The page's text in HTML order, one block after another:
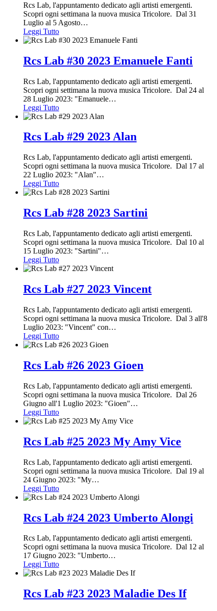
Rcs Lab, l'appuntamento dedicato agli artisti emergenti.
Scopri ogni settimana la nuova musica Tricolore. Dal 31
Luglio al 5 Agosto…
Leggi Tutto
Rcs Lab #30 2023 Emanuele Fanti
Rcs Lab, l'appuntamento dedicato agli artisti emergenti.
Scopri ogni settimana la nuova musica Tricolore. Dal 24 al
28 Luglio 2023: "Emanuele…
Leggi Tutto
Rcs Lab #29 2023 Alan
Rcs Lab, l'appuntamento dedicato agli artisti emergenti.
Scopri ogni settimana la nuova musica Tricolore. Dal 17 al
22 Luglio 2023: "Alan"…
Leggi Tutto
Rcs Lab #28 2023 Sartini
Rcs Lab, l'appuntamento dedicato agli artisti emergenti.
Scopri ogni settimana la nuova musica Tricolore. Dal 10 al
15 Luglio 2023: "Sartini"…
Leggi Tutto
Rcs Lab #27 2023 Vincent
Rcs Lab, l'appuntamento dedicato agli artisti emergenti.
Scopri ogni settimana la nuova musica Tricolore. Dal 3 all'8
Luglio 2023: "Vincent" con…
Leggi Tutto
Rcs Lab #26 2023 Gioen
Rcs Lab, l'appuntamento dedicato agli artisti emergenti.
Scopri ogni settimana la nuova musica Tricolore. Dal 26
Giugno all'1 Luglio 2023: "Gioen"…
Leggi Tutto
Rcs Lab #25 2023 My Amy Vice
Rcs Lab, l'appuntamento dedicato agli artisti emergenti.
Scopri ogni settimana la nuova musica Tricolore. Dal 19 al
24 Giugno 2023: "My…
Leggi Tutto
Rcs Lab #24 2023 Umberto Alongi
Rcs Lab, l'appuntamento dedicato agli artisti emergenti.
Scopri ogni settimana la nuova musica Tricolore. Dal 12 al
17 Giugno 2023: "Umberto…
Leggi Tutto
Rcs Lab #23 2023 Maladie Des If